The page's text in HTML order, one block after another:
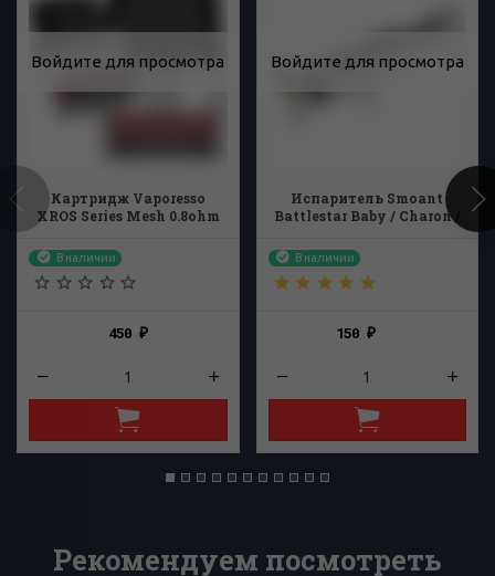
Войдите для просмотра
Картридж Vaporesso
XROS Series Mesh 0.8ohm
В наличии
450₽
Войдите для просмотра
Испаритель Smoant
Battlestar Baby / Charon /
В наличии
150 ₽
Рекомендуем посмотреть